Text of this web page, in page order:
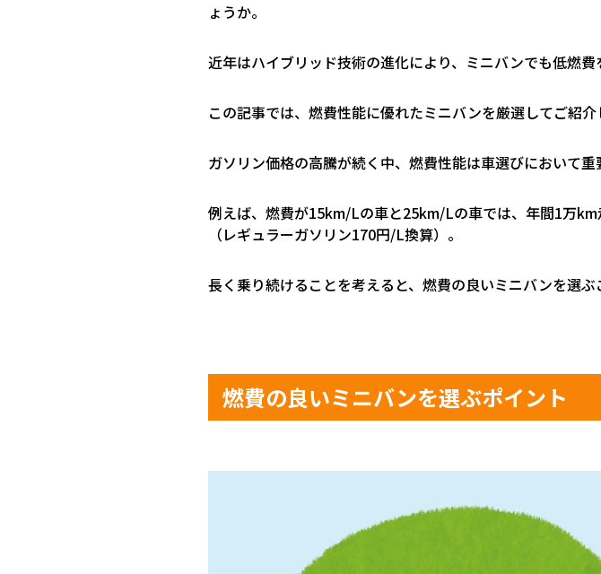
ょうか。
近年はハイブリッド技術の進化により、ミニバンでも低燃費
この記事では、燃費性能に優れたミニバンを厳選してご紹介
ガソリン価格の高騰が続く中、燃費性能は車選びにおいて重
例えば、燃費が15km/Lの車と25km/Lの車では、年間1万km
（レギュラーガソリン170円/L換算）。
長く乗り続けることを考えると、燃費の良いミニバンを選ぶ
燃費の良いミニバンを選ぶポイント